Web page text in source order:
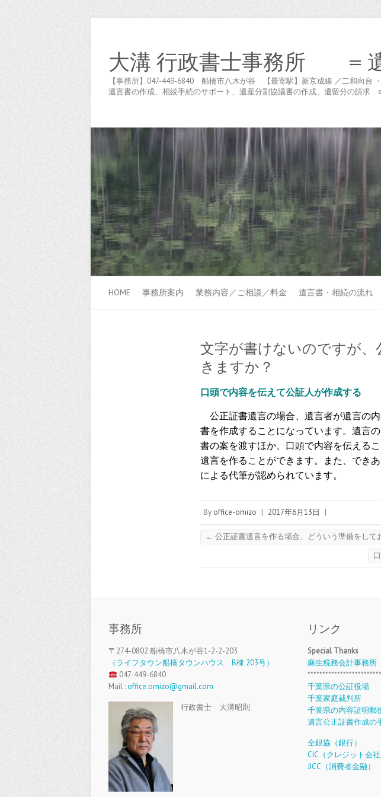
大溝 行政書士事務所 = 遺
【事務所】047-449-6840 船橋市八木が谷 【最寄駅】新京成線 ／二和向
遺言書の作成、相続手続のサポート、遺産分割協議書の作成、遺留分の請
HOME 事務所案内 業務内容／ご相談／料金 遺言書・相続の流れ
文字が書けないのですが
きますか？
口頭で内容を伝えて公証人が作成する
公正証書遺言の場合、遺言者が遺言の
書を作成することになっています。遺言
書の案を渡すほか、口頭で内容を伝える
遺言を作ることができます。また、でき
による代筆が認められています。
By office-omizo | 2017年6月13日 |
← 公正証書遺言を作る場合、どういう準備をして
事務所
〒274-0802 船橋市八木が谷1-2-2-203
（ライフタウン船橋タウンハウス B棟 203号）
047-449-6840
Mail :office.omizo@gmail.com
行政書士 大溝昭則
リンク
Special Thanks
麻生税務会計事務所
千葉県の公証役場
千葉家庭裁判所
千葉県の内容証明郵
遺言公正証書作成の
全銀協（銀行）
CIC（クレジット会社
JICC（消費者金融）